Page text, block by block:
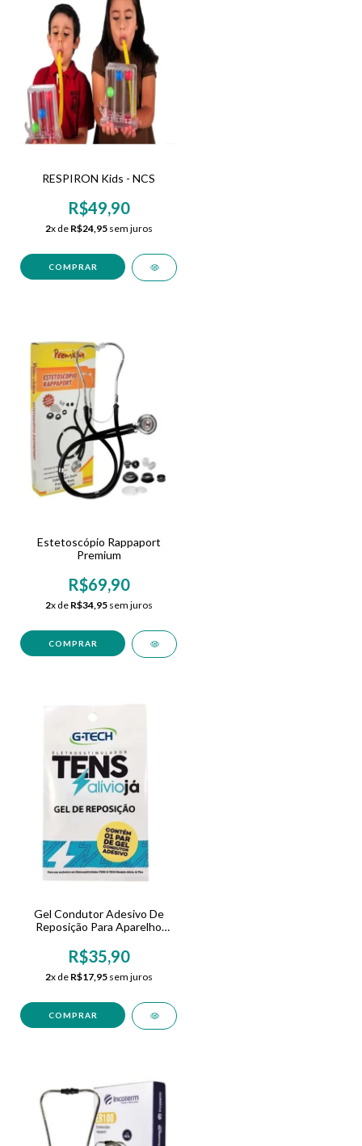
RESPIRON Kids - NCS
R$49,90
2x de R$24,95sem juros
Estetoscópio Rappaport
Premium
R$69,90
2x de R$34,95sem juros
COMPRAR
Gel Condutor Adesivo De
Reposição Para Aparelho
Portátil
R$35,90
2x de R$17,95sem juros